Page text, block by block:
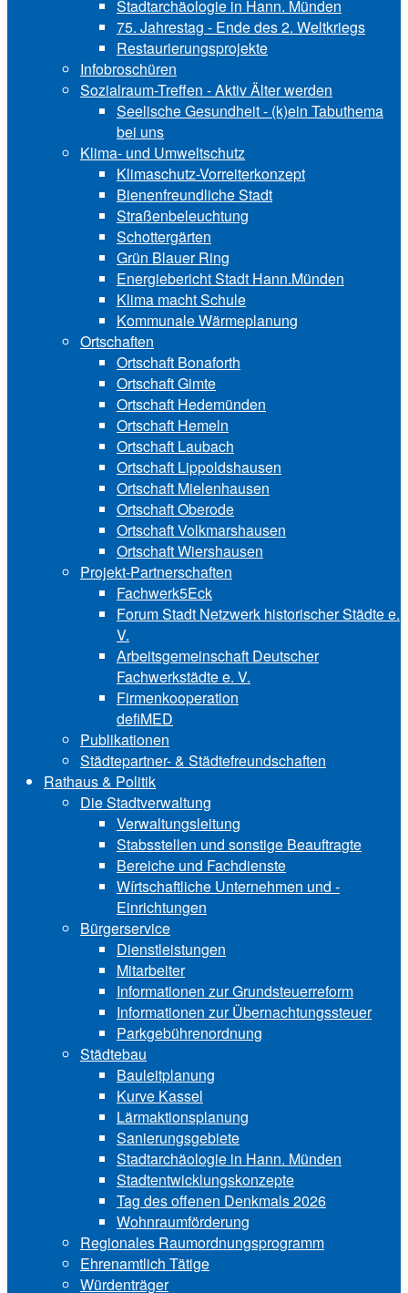
Stadtarchäologie in Hann. Münden
75. Jahrestag - Ende des 2. Weltkriegs
Restaurierungsprojekte
Infobroschüren
Sozialraum-Treffen - Aktiv Älter werden
Seelische Gesundheit - (k)ein Tabuthema
bei uns
Klima- und Umweltschutz
Klimaschutz-Vorreiterkonzept
Bienenfreundliche Stadt
Straßenbeleuchtung
Schottergärten
Grün Blauer Ring
Energiebericht Stadt Hann.Münden
Klima macht Schule
Kommunale Wärmeplanung
Ortschaften
Ortschaft Bonaforth
Ortschaft Gimte
Ortschaft Hedemünden
Ortschaft Hemeln
Ortschaft Laubach
Ortschaft Lip‍polds‍hau‍sen
Ortschaft Mielenhausen
Ortschaft Oberode
Ortschaft Volk‍mars‍hau‍sen
Ortschaft Wiershausen
Projekt-Partnerschaften
Fachwerk5Eck
Forum Stadt Netzwerk historischer Städte e.
V.
Arbeitsgemeinschaft Deutscher
Fachwerkstädte e. V.
Firmenkooperation
defiMED
Publikationen
Städtepartner- & Städtefreundschaften
Rathaus & Politik
Die Stadtverwaltung
Verwaltungsleitung
Stabsstellen und ­sonstige Beauftragte
Bereiche und ­Fachdienste
Wírtschaftliche ­Unternehmen und ­
Einrichtungen
Bürgerservice
Dienstleistungen
Mitarbeiter
Informationen zur Grund‍steu‍er‍re‍form
Informationen zur Über‍nachtungssteuer
Parkgebührenordnung
Städtebau
Bauleitplanung
Kurve Kassel
Lärmaktionsplanung
Sanierungsgebiete
Stadtarchäologie in Hann. Münden
Stadtentwicklungskon‍zepte
Tag des offenen Denkmals 2026
Wohnraumförderung
Regionales Raumordnungsprogramm
Ehrenamtlich Tätige
Würdenträger